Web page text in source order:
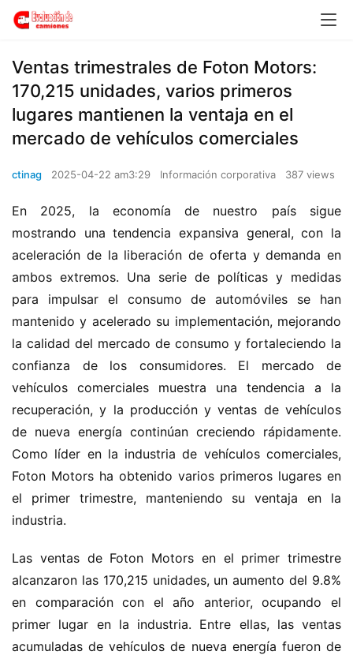
Ventas trimestrales de Foton Motors:
170,215 unidades, varios primeros
lugares mantienen la ventaja en el
mercado de vehículos comerciales
ctinag 2025-04-22 am3:29 Información corporativa 387 views
En 2025, la economía de nuestro país sigue
mostrando una tendencia expansiva general, con la
aceleración de la liberación de oferta y demanda en
ambos extremos. Una serie de políticas y medidas
para impulsar el consumo de automóviles se han
mantenido y acelerado su implementación, mejorando
la calidad del mercado de consumo y fortaleciendo la
confianza de los consumidores. El mercado de
vehículos comerciales muestra una tendencia a la
recuperación, y la producción y ventas de vehículos
de nueva energía continúan creciendo rápidamente.
Como líder en la industria de vehículos comerciales,
Foton Motors ha obtenido varios primeros lugares en
el primer trimestre, manteniendo su ventaja en la
industria.
Las ventas de Foton Motors en el primer trimestre
alcanzaron las 170,215 unidades, un aumento del 9.8%
en comparación con el año anterior, ocupando el
primer lugar en la industria. Entre ellas, las ventas
acumuladas de vehículos de nueva energía fueron de